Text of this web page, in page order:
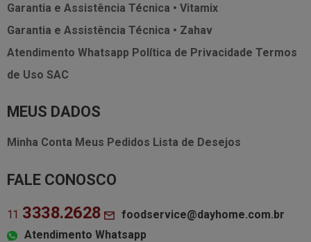
Garantia e Assistência Técnica • Vitamix
Garantia e Assistência Técnica • Zahav
Atendimento Whatsapp Política de Privacidade Termos
de Uso SAC
MEUS DADOS
Minha Conta Meus Pedidos Lista de Desejos
FALE CONOSCO
11 3338.2628
foodservice@dayhome.com.br
Atendimento Whatsapp